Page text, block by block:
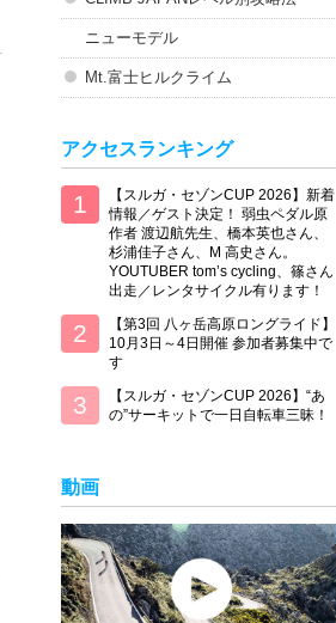
ニューモデル
Mt.富士ヒルクライム
アクセスランキング
【スルガ・セゾンCUP 2026】新着
情報／ゲスト決定！ 弱虫ペダル原
作者 渡辺航先生、橋本英也さん、
杉浦佳子さん、M 高史さん。
YOUTUBER tom’s cycling、篠さん
出走／レンタサイクル有ります！
【第3回 八ヶ岳高原ロングライド】
10月3日～4日開催 参加者募集中で
す
【スルガ・セゾンCUP 2026】“あ
の”サーキットで一日自転車三昧！
動画